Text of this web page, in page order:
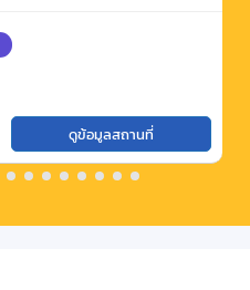
ดูข้อมูลสถานที่